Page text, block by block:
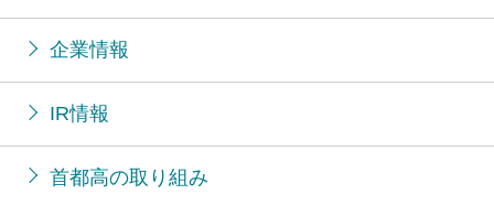
企業情報
IR情報
首都高の取り組み